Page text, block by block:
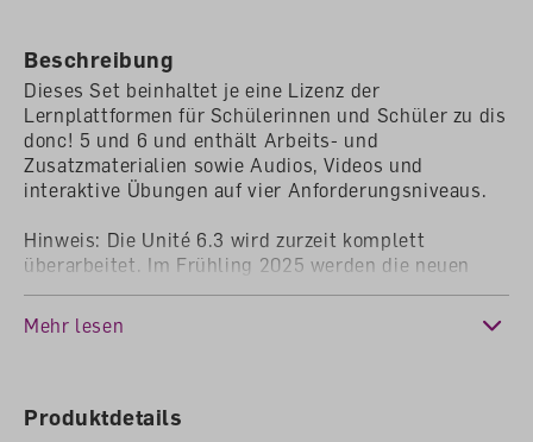
Beschreibung
Dieses Set beinhaltet je eine Lizenz der
Lernplattformen für Schülerinnen und Schüler zu dis
donc! 5 und 6 und enthält Arbeits- und
Zusatzmaterialien sowie Audios, Videos und
interaktive Übungen auf vier Anforderungsniveaus.
Hinweis: Die Unité 6.3 wird zurzeit komplett
überarbeitet. Im Frühling 2025 werden die neuen
digitalen Inhalte der Lernplattform automatisch
hinzugefügt.
Mehr lesen
Produktdetails